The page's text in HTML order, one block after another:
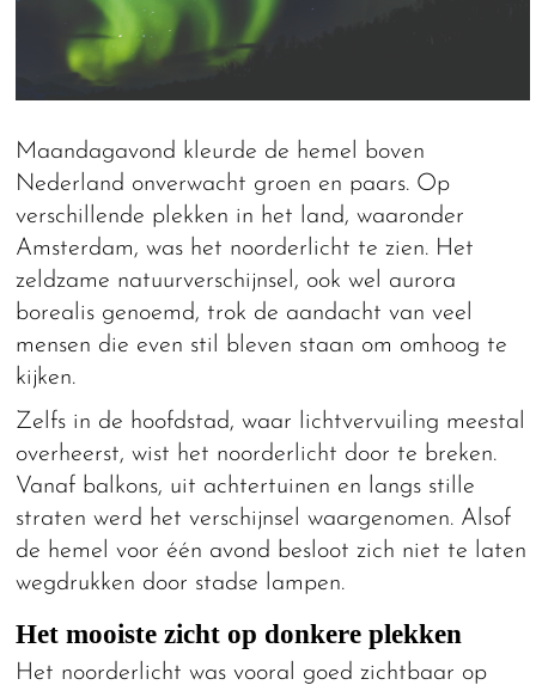
Maandagavond kleurde de hemel boven
Nederland onverwacht groen en paars. Op
verschillende plekken in het land, waaronder
Amsterdam, was het noorderlicht te zien. Het
zeldzame natuurverschijnsel, ook wel aurora
borealis genoemd, trok de aandacht van veel
mensen die even stil bleven staan om omhoog te
kijken.
Zelfs in de hoofdstad, waar lichtvervuiling meestal
overheerst, wist het noorderlicht door te breken.
Vanaf balkons, uit achtertuinen en langs stille
straten werd het verschijnsel waargenomen. Alsof
de hemel voor één avond besloot zich niet te laten
wegdrukken door stadse lampen.
Het mooiste zicht op donkere plekken
Het noorderlicht was vooral goed zichtbaar op